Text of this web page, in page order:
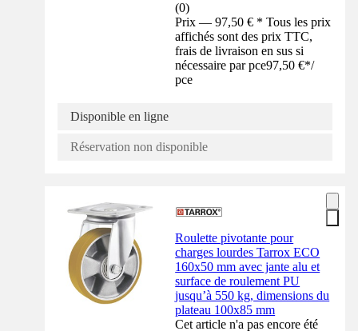
(0)
Prix — 97,50 € * Tous les prix
affichés sont des prix TTC,
frais de livraison en sus si
nécessaire par pce97,50 €*/
pce
Disponible en ligne
Réservation non disponible
Roulette pivotante pour
charges lourdes Tarrox ECO
160x50 mm avec jante alu et
surface de roulement PU
jusqu’à 550 kg, dimensions du
plateau 100x85 mm
Cet article n'a pas encore été